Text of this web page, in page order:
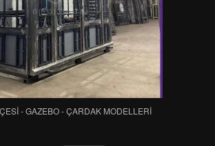
- GAZEBO - ÇARDAK MODELLERİ